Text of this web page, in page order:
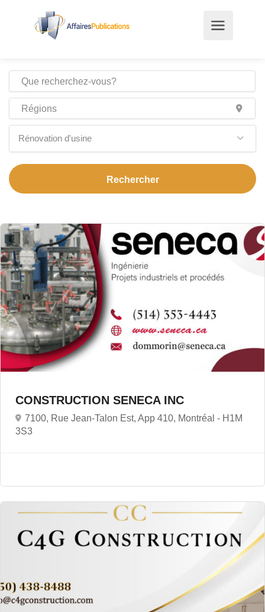
Rénovation d'usine
CONSTRUCTION SENECA INC
7100, Rue Jean-Talon Est, App 410, Montréal - H1M
3S3